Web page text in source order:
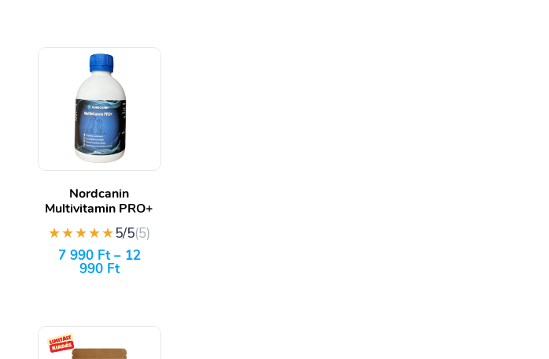
Nordcanin
Multivitamin PRO+
★★★★★5/5(5)
7 990 Ft– 12
990 Ft